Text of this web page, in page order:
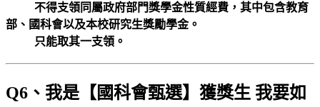
不得支領同屬政府部門獎學金性質經費，其中包含教育
部、國科會以及本校研究生獎勵學金。
只能取其一支領。
Q6、我是【國科會甄選】獲獎生 我要如